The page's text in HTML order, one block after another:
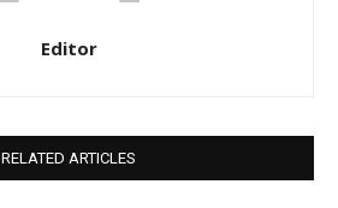
Editor
RELATED ARTICLES